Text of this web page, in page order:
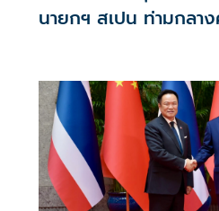
นายกฯ สเปน ท่ามกลา